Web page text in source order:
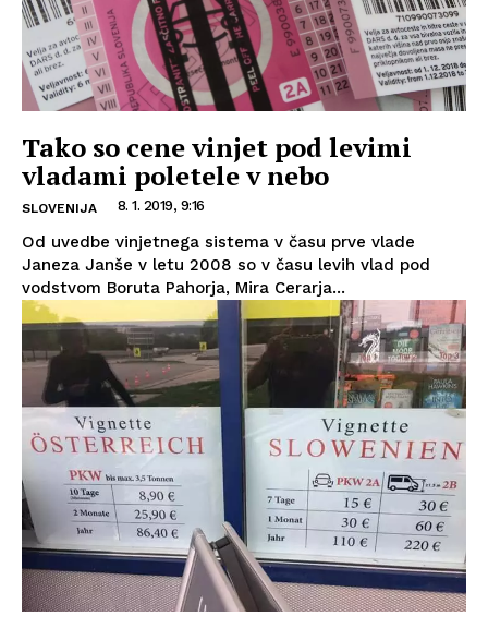
Tako so cene vinjet pod levimi
vladami poletele v nebo
SLOVENIJA 8. 1. 2019, 9:16
Od uvedbe vinjetnega sistema v času prve vlade
Janeza Janše v letu 2008 so v času levih vlad pod
vodstvom Boruta Pahorja, Mira Cerarja...